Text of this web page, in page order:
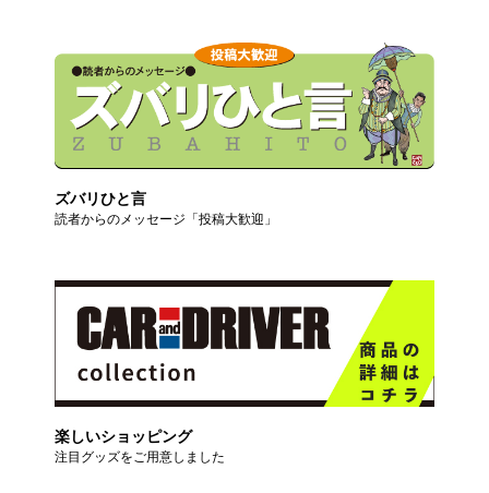
ズバリひと言
読者からのメッセージ「投稿大歓迎」
楽しいショッピング
注目グッズをご用意しました